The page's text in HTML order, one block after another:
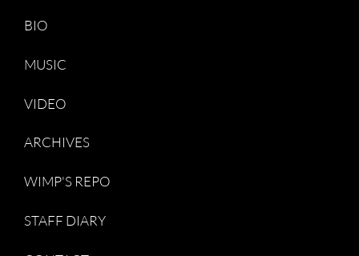
BIO
MUSIC
VIDEO
ARCHIVES
WIMP'S REPO
STAFF DIARY